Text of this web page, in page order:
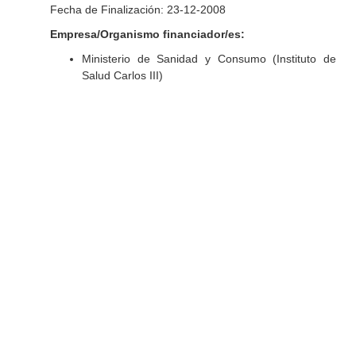
Fecha de Finalización: 23-12-2008
Empresa/Organismo financiador/es:
Ministerio de Sanidad y Consumo (Instituto de
Salud Carlos III)